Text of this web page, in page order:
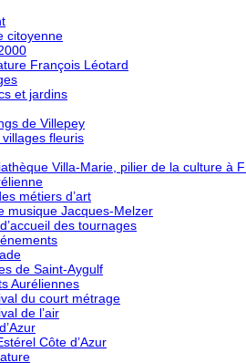
citoyenne
François Léotard
et jardins
de Villepey
fleuris
Villa-Marie, pilier de la culture à
métiers d’art
musique Jacques-Melzer
des tournages
de Saint-Aygulf
Auréliennes
du court métrage
de l’air
Côte d’Azur